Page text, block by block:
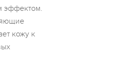
эффектом.
кожу к